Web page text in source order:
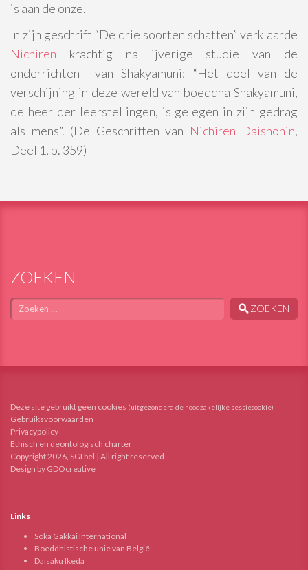
is aan de onze.
In zijn geschrift “De drie soorten schatten” verklaarde
Nichiren krachtig na ijverige studie van de
onderrichten van Shakyamuni: “Het doel van de
verschijning in deze wereld van boeddha Shakyamuni,
de heer der leerstellingen, is gelegen in zijn gedrag
als mens”. (De Geschriften van Nichiren Daishonin,
Deel 1, p. 359)
ZOEKEN
Zoeken ZOEKEN
Deze site gebruikt geen cookies (uitgezonderd de noodzakelijke sessiecookie)
Gebruiksvoorwaarden
Privacypolicy
Ethisch en deontologisch charter
Copyright 2026, SGI bel | All right reserved.
Design by GDOcreative
Links
Soka Gakkai International
Boeddhistische unie van België
Daisaku Ikeda